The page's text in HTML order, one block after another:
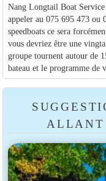
Nang Longtail Boat
appeler au 075 695 473 ou
speedboats ce sera
vous devriez être une
groupe tournent autour de
bateau et le programme de